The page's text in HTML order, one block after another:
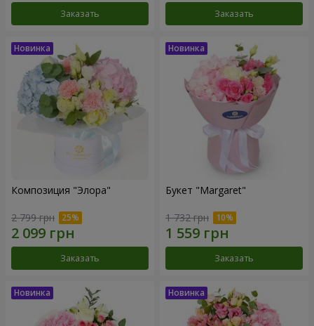
Заказать Заказать
Композиция "Элора"
2 799 грн
Заказать
Букет "Margaret"
1 732 грн
Заказать